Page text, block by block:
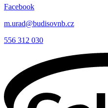
Facebook
m.urad@budisovnb.cz
556 312 030